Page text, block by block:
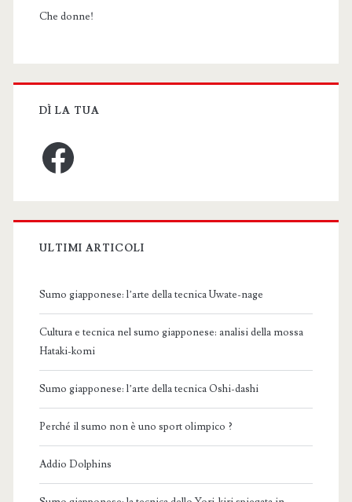
Che donne!
DÌ LA TUA
Facebook
ULTIMI ARTICOLI
Sumo giapponese: l’arte della tecnica Uwate-nage
Cultura e tecnica nel sumo giapponese: analisi della mossa
Hataki-komi
Sumo giapponese: l’arte della tecnica Oshi-dashi
Perché il sumo non è uno sport olimpico ?
Addio Dolphins